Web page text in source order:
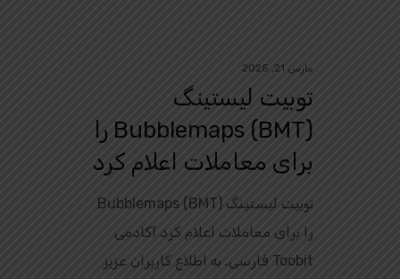
مارس 21, 2025
توبیت لیستینگ
Bubblemaps (BMT) را
برای معاملات اعلام کرد
توبیت لیستینگ Bubblemaps (BMT)
را برای معاملات اعلام کرد آکادمی
Toobit فارسی. به اطلاع کاربران عزیز